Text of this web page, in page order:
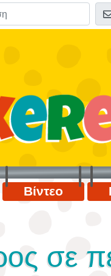
Βίντεο
σε